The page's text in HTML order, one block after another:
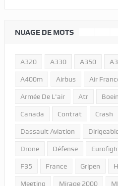
NUAGE DE MOTS
A320 A330 A350
A400m Airbus Air
Armée De L'air Atr
Canada Contrat Crash
Dassault Aviation
Drone Défense
F35 France Gripen
Meeting Mirage 2000